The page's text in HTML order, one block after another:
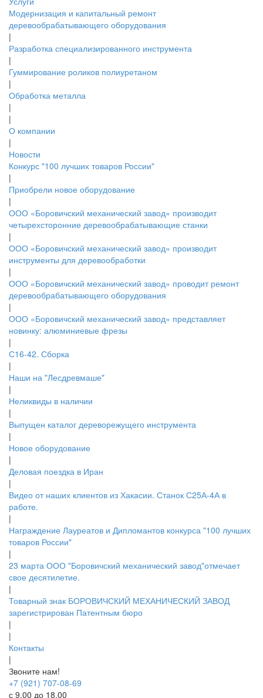
Модернизация и капитальный ремонт
деревообрабатывающего оборудования
|
Разработка специализированного инструмента
|
Гуммирование роликов полиуретаном
|
Обработка металла
|
|
О компании
|
Новости
Конкурс "100 лучших товаров России"
|
Приобрели новое оборудование
|
ООО «Боровичский механический завод» производит
четырехсторонние деревообрабатывающие станки
|
ООО «Боровичский механический завод» производит
инструменты для деревообработки
|
ООО «Боровичский механический завод» проводит ремонт
деревообрабатывающего оборудования
|
ООО «Боровичский механический завод» представляет
новинку: алюминиевые фрезы
|
С16-42. Сборка
|
Наши на "Лесдревмаше"
|
Неликвиды в наличии
|
Выпущен каталог дереворежущего инструмента
|
Новое оборудование
|
Деловая поездка в Иран
|
Видео от наших клиентов из Хакасии. Станок С25А-4А в
работе.
|
Награждение Лауреатов и Дипломантов конкурса "100 лучших
товаров России"
|
23 марта ООО "Боровичский механический завод"отмечает
свое десятилетие.
|
Товарный знак БОРОВИЧСКИЙ МЕХАНИЧЕСКИЙ ЗАВОД
зарегистрирован Патентным бюро
|
|
Контакты
|
Звоните нам!
+7 (921) 707-08-69
с 9.00 до 18.00